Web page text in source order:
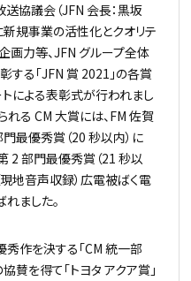
協議会（JFN 会長：黒坂
規事業の活性化とクオリテ
画力等、JFN グループ全体
する「JFN 賞 2021」の各賞
トによる表彰式が行われまし
れる CM 大賞には、FM 佐賀
門最優秀賞（20 秒以内）に
第 2 部門最優秀賞（21 秒以
地音声収録）広電被ばく電
れました。
秀作を決する「CM 統一部
賛を得て「トヨタ アクア賞」